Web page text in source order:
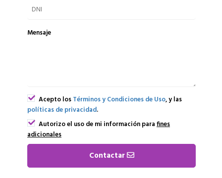
Mensaje
Acepto losTérminos y Condiciones de Uso, y las
políticas de privacidad.
Autorizo el uso de mi información parafines
adicionales
Contactar